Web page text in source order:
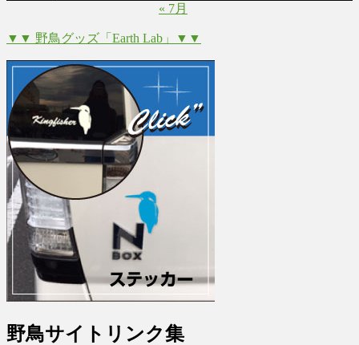
« 7月
▼▼ 野鳥グッズ「Earth Lab」▼▼
野鳥サイトリンク集